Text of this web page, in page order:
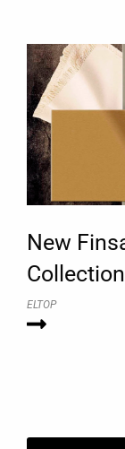
New
ELTOP